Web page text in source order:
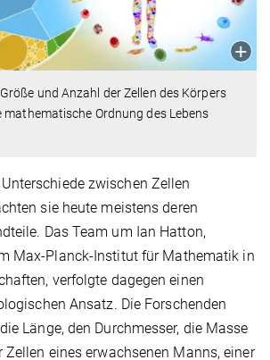
und Anzahl der Zellen des Körpers
mathematische Ordnung des Lebens
zwischen Zellen
sie heute meistens deren
Das Team um Ian Hatton,
Max-Planck-Institut für Mathematik in
verfolgte dagegen einen
Ansatz. Die Forschenden
Länge, den Durchmesser, die Masse
Zellen eines erwachsenen Manns, einer